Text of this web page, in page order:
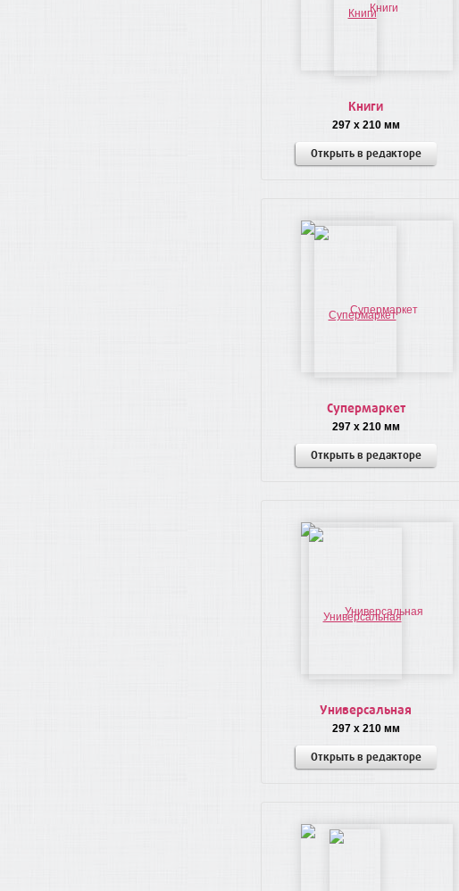
Книги
297 x 210 мм
Открыть в редакторе
Супермаркет
297 x 210 мм
Открыть в редакторе
Универсальная
297 x 210 мм
Открыть в редакторе